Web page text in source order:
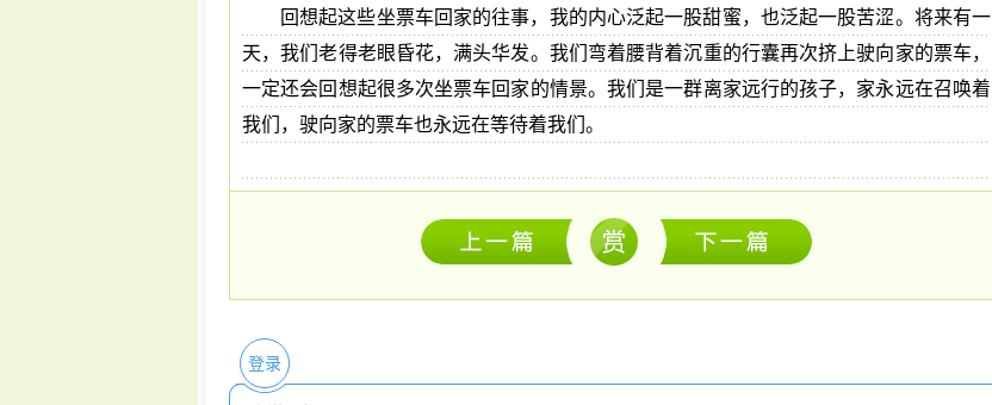
回想起这些坐票车回家的往事，我的内心泛起一股甜蜜，也泛起一股苦涩。将来有一
天，我们老得老眼昏花，满头华发。我们弯着腰背着沉重的行囊再次挤上驶向家的票车，
一定还会回想起很多次坐票车回家的情景。我们是一群离家远行的孩子，家永远在召唤着
我们，驶向家的票车也永远在等待着我们。
登录